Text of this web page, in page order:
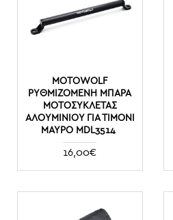
MOTOWOLF
ΡΥΘΜΙΖΌΜΕΝΗ ΜΠΆΡΑ
ΜΟΤΟΣΥΚΛΈΤΑΣ
ΑΛΟΥΜΙΝΊΟΥ ΓΙΑ ΤΙΜΌΝΙ
ΜΑΎΡΟ MDL3514
16,00€